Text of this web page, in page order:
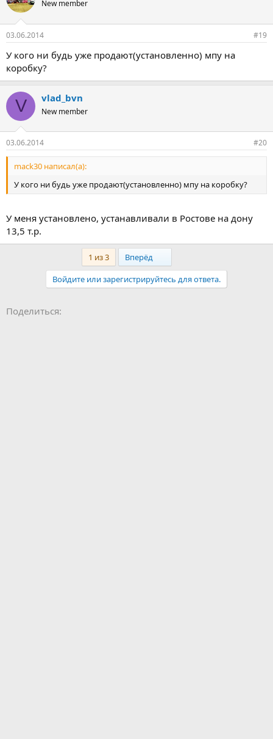
New member
03.06.2014 #19
У кого ни будь уже продают(установленно) мпу на
коробку?
V vlad_bvn
New member
03.06.2014 #20
mack30 написал(а):
У кого ни будь уже продают(установленно) мпу на коробку?
У меня установлено, устанавливали в Ростове на дону
13,5 т.р.
1 из 3 Вперёд
Войдите или зарегистрируйтесь для ответа.
Поделиться: